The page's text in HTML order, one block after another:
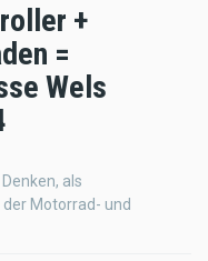
+
=
Wels
als
Motorrad- und